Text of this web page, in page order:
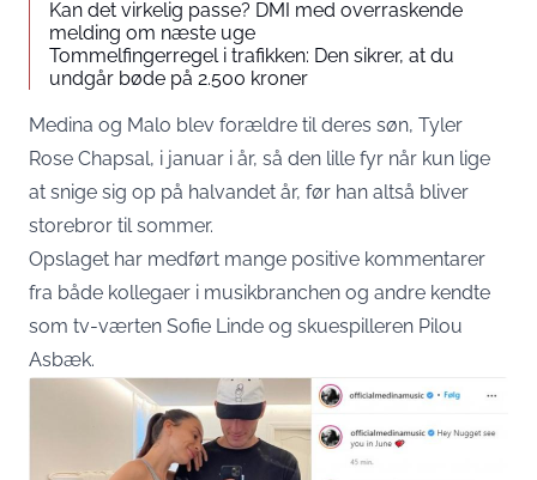
Kan det virkelig passe? DMI med overraskende
melding om næste uge
Tommelfingerregel i trafikken: Den sikrer, at du
undgår bøde på 2.500 kroner
Medina og Malo blev forældre til deres søn, Tyler
Rose Chapsal, i januar i år, så den lille fyr når kun lige
at snige sig op på halvandet år, før han altså bliver
storebror til sommer.
Opslaget har medført mange positive kommentarer
fra både kollegaer i musikbranchen og andre kendte
som tv-værten Sofie Linde og skuespilleren Pilou
Asbæk.